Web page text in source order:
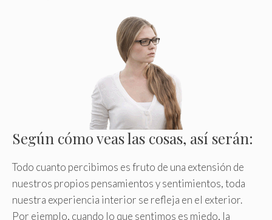
Según cómo veas las cosas, así serán:
Todo cuanto percibimos es fruto de una extensión de
nuestros propios pensamientos y sentimientos, toda
nuestra experiencia interior se refleja en el exterior.
Por ejemplo, cuando lo que sentimos es miedo, la